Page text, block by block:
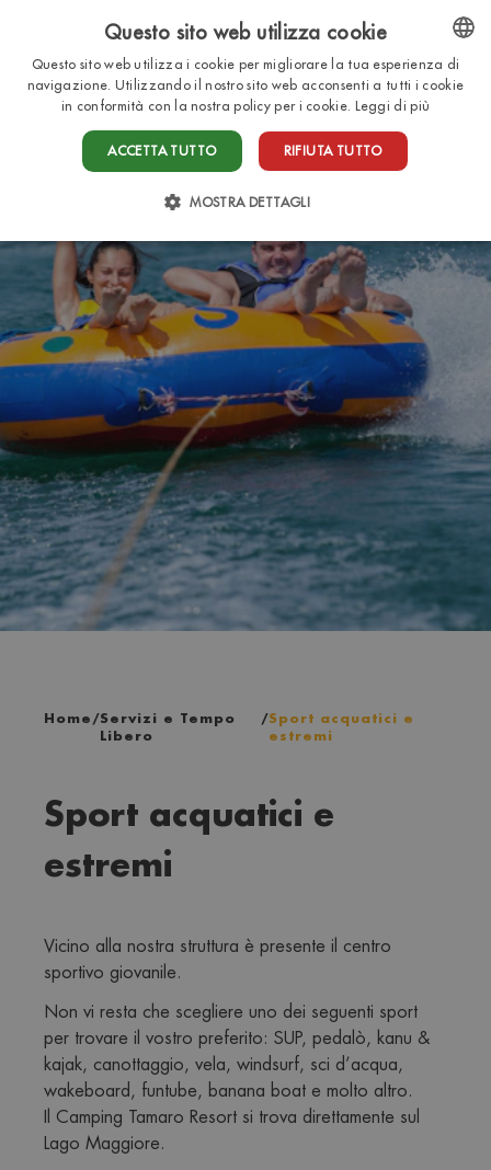
IT
Home /Servizi e Tempo
Libero
/Sport acquatici e
estremi
Sport acquatici e
estremi
Vicino alla nostra struttura è presente il centro
sportivo giovanile.
Non vi resta che scegliere uno dei seguenti sport
per trovare il vostro preferito: SUP, pedalò, kanu &
kajak, canottaggio, vela, windsurf, sci d’acqua,
wakeboard, funtube, banana boat e molto altro.
Il Camping Tamaro Resort si trova direttamente sul
Lago Maggiore.
ENGLISH
Questo sito web utilizza cookie
Questo sito web utilizza i cookie per migliorare la tua esperienza di
navigazione. Utilizzando il nostro sito web acconsenti a tutti i cookie
in conformità con la nostra policy per i cookie. Leggi di più
ACCETTA TUTTO RIFIUTA TUTTO
MOSTRA DETTAGLI